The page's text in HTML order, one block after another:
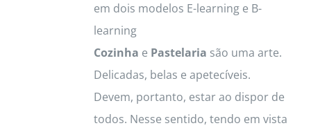
em dois modelos E-learning e B-
learning
Cozinha e Pastelaria são uma arte.
Delicadas, belas e apetecíveis.
Devem, portanto, estar ao dispor de
todos. Nesse sentido, tendo em vista